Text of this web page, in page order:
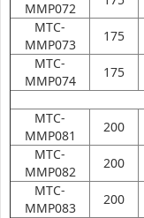
MMP072
MTC-
MMP073
175
MTC-
MMP074
175
MTC-
MMP081
200
MTC-
MMP082
200
MTC-
MMP083
200